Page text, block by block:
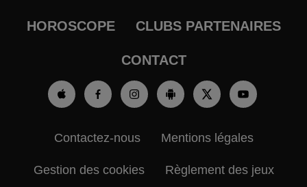
HOROSCOPE CLUBS PARTENAIRES
CONTACT
Contactez-nous Mentions légales
Gestion des cookies Règlement des jeux